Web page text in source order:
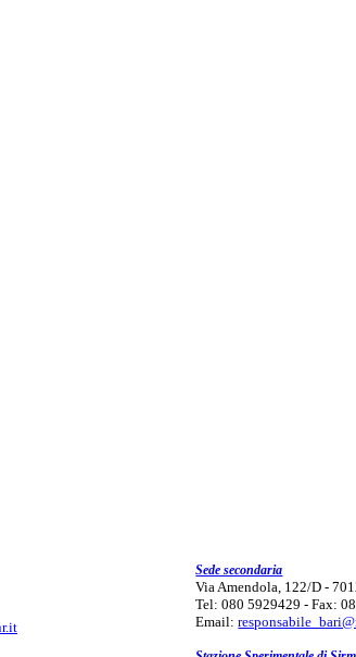
Sede secondaria
Via Amendola, 122/D -
Tel: 080 5929429 - Fax:
Email: